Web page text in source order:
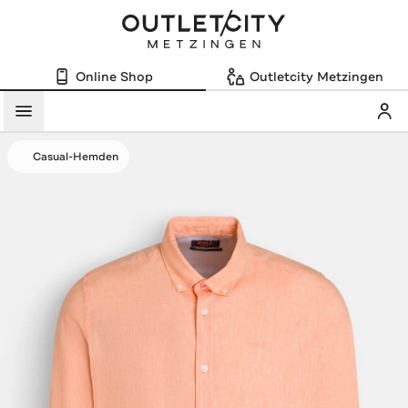
Online Shop Outletcity Metzingen
Menü
Casual-Hemden